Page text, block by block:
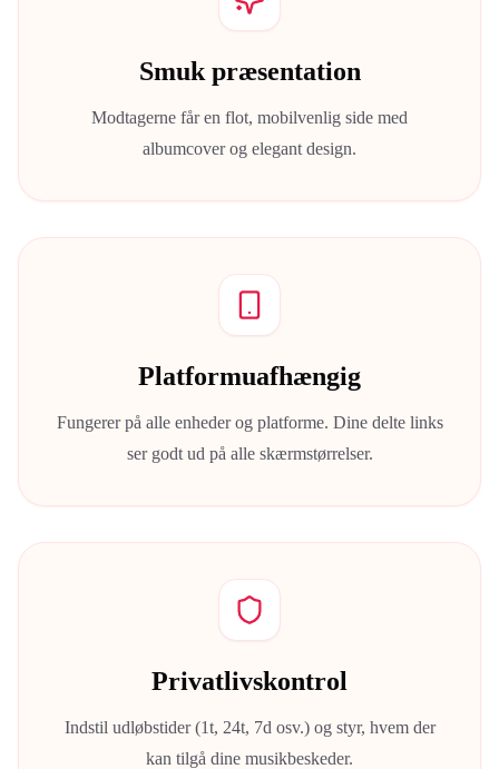
Smuk præsentation
Modtagerne får en flot, mobilvenlig side med
albumcover og elegant design.
Platformuafhængig
Fungerer på alle enheder og platforme. Dine delte links
ser godt ud på alle skærmstørrelser.
Privatlivskontrol
Indstil udløbstider (1t, 24t, 7d osv.) og styr, hvem der
kan tilgå dine musikbeskeder.